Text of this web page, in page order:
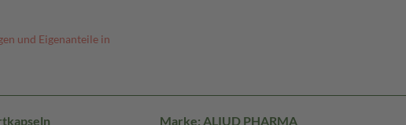
und Eigenanteile in
Marke: ALIUD PHARMA